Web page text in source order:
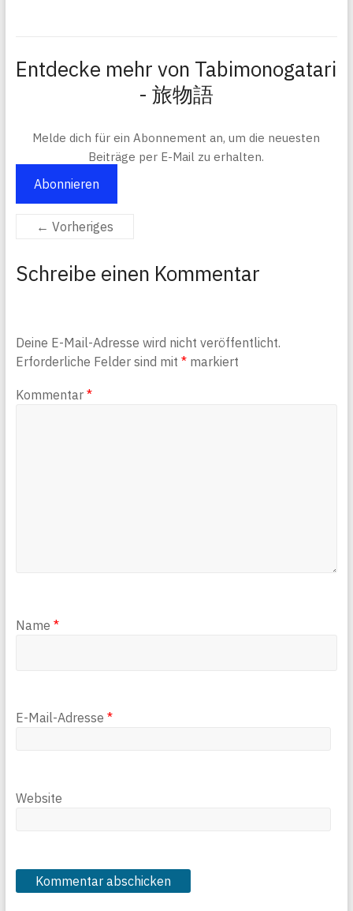
Entdecke mehr von Tabimonogatari
- 旅物語
Melde dich für ein Abonnement an, um die neuesten
Beiträge per E-Mail zu erhalten.
Abonnieren
← Vorheriges
Schreibe einen Kommentar
Deine E-Mail-Adresse wird nicht veröffentlicht.
Erforderliche Felder sind mit *markiert
Kommentar *
Name *
E-Mail-Adresse *
Website